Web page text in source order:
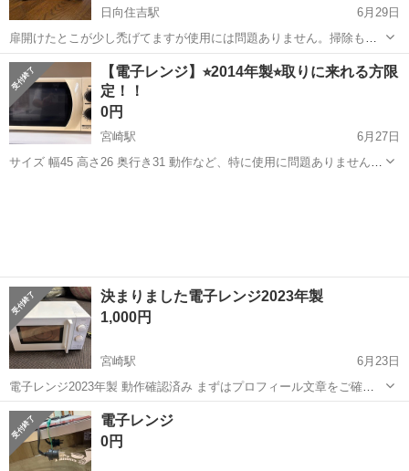
日向住吉駅
6月29日
扉開けたとこが少し禿げてますが使用には問題ありません。掃除もし
て比較的綺麗な方だと思います。
宮崎 宮崎市 日向住吉駅 キッチン家電
【電子レンジ】⭐︎2014年製⭐︎取りに来れる方限
定！！
0円
宮崎駅
6月27日
サイズ 幅45 高さ26 奥行き31 動作など、特に使用に問題ありません！
決まりました電子レンジ2023年製
1,000円
宮崎駅
6月23日
電子レンジ2023年製 動作確認済み まずはプロフィール文章をご確認
下さい。 引き取りに来ていただいても構いません。 配送の場合は、別
途宮崎市内なら3000円〜、それ以外であれば5000円〜要相談で頂けれ
ばお届け致しま...
宮崎 宮崎市 宮崎駅
電子レンジ
0円